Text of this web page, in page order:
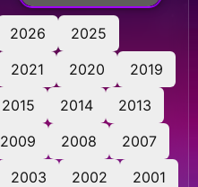
2026
2025
2021 2020
2019
2015 2014
2013
2009 2008
2007
2003 2002
2001